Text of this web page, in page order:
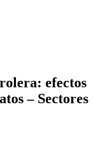
efectos
– Sectores